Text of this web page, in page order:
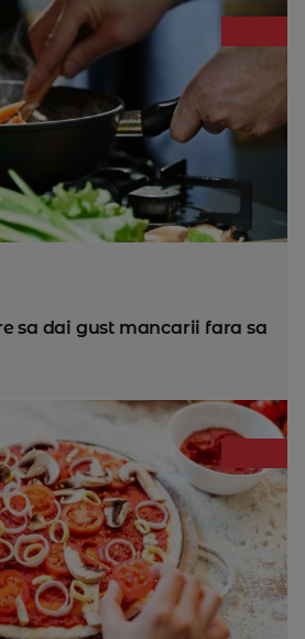
sa dai gust mancarii fara sa